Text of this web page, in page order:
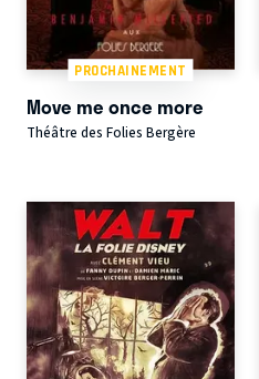
PROCHAINEMENT
Move me once more
Théâtre des Folies Bergère